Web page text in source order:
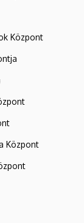
Központ
Központ